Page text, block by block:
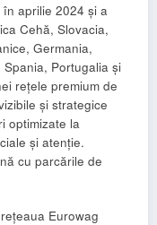
aprilie 2024 și a
Cehă, Slovacia,
Germania,
Portugalia și
rețele premium de
și strategice
optimizate la
și atenție.
cu parcările de
Eurowag